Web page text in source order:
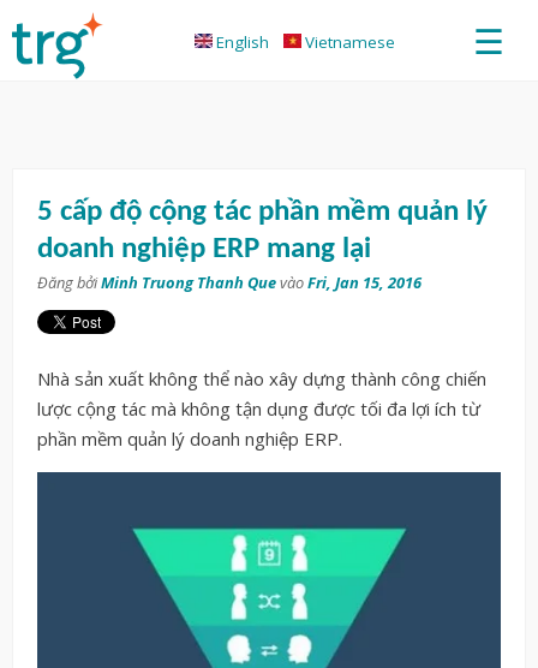
English Vietnamese ☰
5 cấp độ cộng tác phần mềm quản lý
doanh nghiệp ERP mang lại
Đăng bởiMinh Truong Thanh QuevàoFri, Jan 15, 2016
Nhà sản xuất không thể nào xây dựng thành công chiến
lược cộng tác mà không tận dụng được tối đa lợi ích từ
phần mềm quản lý doanh nghiệp ERP.